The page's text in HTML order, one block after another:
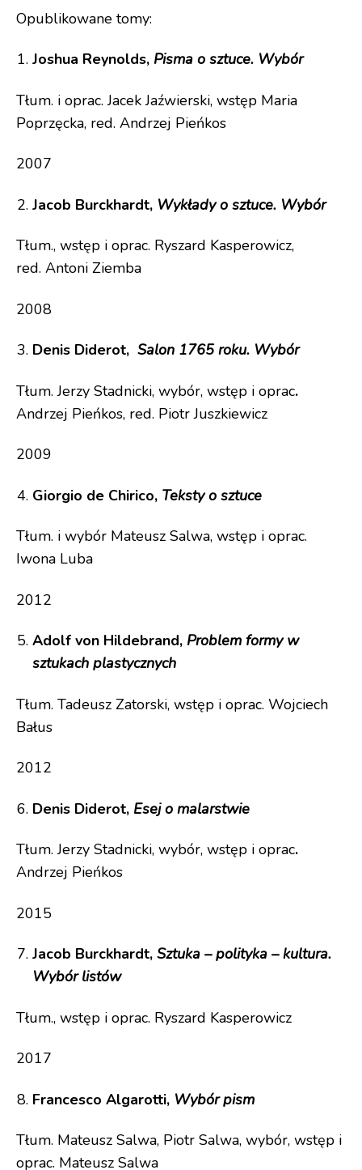
Opublikowane tomy:
Joshua Reynolds, Pisma o sztuce. Wybór
Tłum. i oprac. Jacek Jaźwierski, wstęp Maria
Poprzęcka, red. Andrzej Pieńkos
2007
Jacob Burckhardt, Wykłady o sztuce. Wybór
Tłum., wstęp i oprac. Ryszard Kasperowicz,
red. Antoni Ziemba
2008
Denis Diderot, Salon 1765 roku. Wybór
Tłum. Jerzy Stadnicki, wybór, wstęp i oprac.
Andrzej Pieńkos, red. Piotr Juszkiewicz
2009
Giorgio de Chirico, Teksty o sztuce
Tłum. i wybór Mateusz Salwa, wstęp i oprac.
Iwona Luba
2012
Adolf von Hildebrand, Problem formy w
sztukach plastycznych
Tłum. Tadeusz Zatorski, wstęp i oprac. Wojciech
Bałus
2012
Denis Diderot, Esej o malarstwie
Tłum. Jerzy Stadnicki, wybór, wstęp i oprac.
Andrzej Pieńkos
2015
Jacob Burckhardt, Sztuka – polityka – kultura.
Wybór listów
Tłum., wstęp i oprac. Ryszard Kasperowicz
2017
Francesco Algarotti, Wybór pism
Tłum. Mateusz Salwa, Piotr Salwa, wybór, wstęp i
oprac. Mateusz Salwa